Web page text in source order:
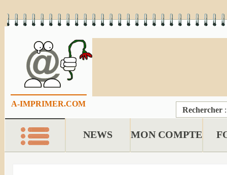
A-IMPRIMER.COM
Rechercher
NEWS MON COMPTE